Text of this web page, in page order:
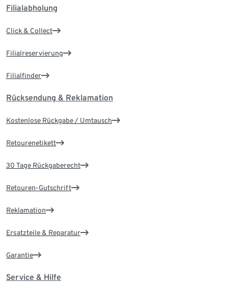
Filialabholung
Click & Collect
Filialreservierung
Filialfinder
Rücksendung & Reklamation
Kostenlose Rückgabe / Umtausch
Retourenetikett
30 Tage Rückgaberecht
Retouren-Gutschrift
Reklamation
Ersatzteile & Reparatur
Garantie
Service & Hilfe